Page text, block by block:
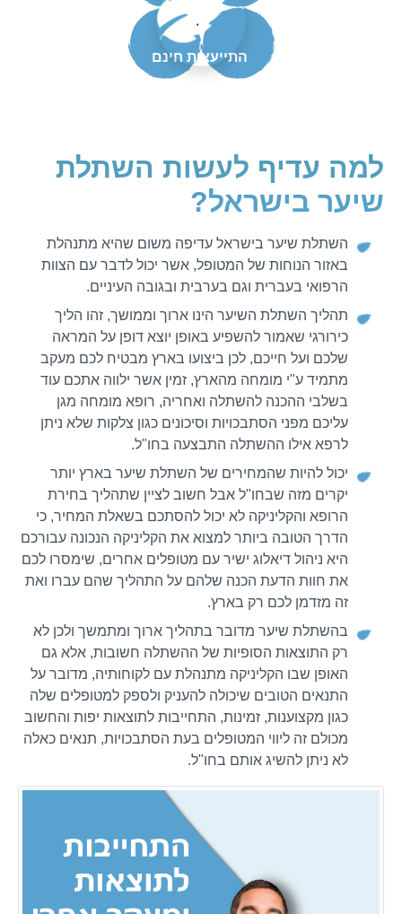
התייעצות חינם
למה עדיף לעשות השתלת
שיער בישראל?
השתלת שיער בישראל עדיפה משום שהיא מתנהלת
באזור הנוחות של המטופל, אשר יכול לדבר עם הצוות
הרפואי בעברית וגם בערבית ובגובה העיניים.
תהליך השתלת השיער הינו ארוך וממושך, זהו הליך
כירורגי שאמור להשפיע באופן יוצא דופן על המראה
שלכם ועל חייכם, לכן ביצועו בארץ מבטיח לכם מעקב
מתמיד ע"י מומחה מהארץ, זמין אשר ילווה אתכם עוד
בשלבי ההכנה להשתלה ואחריה, רופא מומחה מגן
עליכם מפני הסתבכויות וסיכונים כגון צלקות שלא ניתן
לרפא אילו ההשתלה התבצעה בחו"ל.
יכול להיות שהמחירים של השתלת שיער בארץ יותר
יקרים מזה שבחו"ל אבל חשוב לציין שתהליך בחירת
הרופא והקליניקה לא יכול להסתכם בשאלת המחיר, כי
הדרך הטובה ביותר למצוא את הקליניקה הנכונה עבורכם
היא ניהול דיאלוג ישיר עם מטופלים אחרים, שימסרו לכם
את חוות הדעת הכנה שלהם על התהליך שהם עברו ואת
זה מזדמן לכם רק בארץ.
בהשתלת שיער מדובר בתהליך ארוך ומתמשך ולכן לא
רק התוצאות הסופיות של ההשתלה חשובות, אלא גם
האופן שבו הקליניקה מתנהלת עם לקוחותיה, מדובר על
התנאים הטובים שיכולה להעניק ולספק למטופלים שלה
כגון מקצוענות, זמינות, התחייבות לתוצאות יפות והחשוב
מכולם זה ליווי המטופלים בעת הסתבכויות, תנאים כאלה
לא ניתן להשיג אותם בחו"ל.